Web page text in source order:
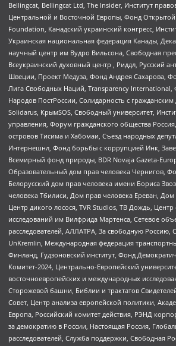
Bellingcat, Bellingcat Ltd, The Insider, Институт
Центральной и Восточной Европы, Фонд Открытой
Foundation, Канадский украинский конгресс,
Украинская национальная федерация Канады,
научный центр им Вудро Вильсона, Свободная
Всеукраинский духовный центр , Риддл, Русский
Швеции, Проект Медуза, Фонд Андрея Сахарова,
Лига Свободных Наций, Transparеncy
Народов ПостРоссии, Солидарность с
Solidarus, КрымSOS, Свободный университет,
управления, Форум гражданского общества
островов Тисима и Хабомаи, Съезд народных
Интернешнл, Фонд борьбы с коррупцией Инк,
Всемирный фонд природы, BDR Novaja Gazeta-
Образовательный дом прав человека Чернигов,
Белорусский дом прав человека имени Бориса
человека Тбилиси, Дом прав человека Ереван,
Центр дикого лосося, TVR Studios, ТВ Дождь, Центр
исследований им Вилфрида Мартенса, Сетевое
расследователей, АЛЛАТРА, За свободную Россию,
UnKremlin, Международная федерация
Финланд, Гудзоновский институт, Фонд
Комитет-2024, Центрально-Европейский
восточноевропейских и международных
Сторожевой башни, Библии и трактатов
Совет, Центр анализа европейской политики,
Европа, Российский комитет действия, РЭНД
за демократию в России, Настоящая Россия,
расследователей, Служба поддержки, Свободная